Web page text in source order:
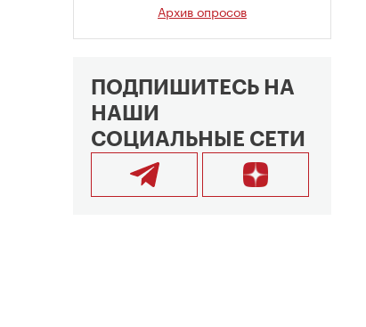
Архив опросов
ПОДПИШИТЕСЬ НА
НАШИ
СОЦИАЛЬНЫЕ СЕТИ